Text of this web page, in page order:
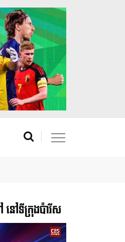
នៅទីក្រុងប៉ារីស